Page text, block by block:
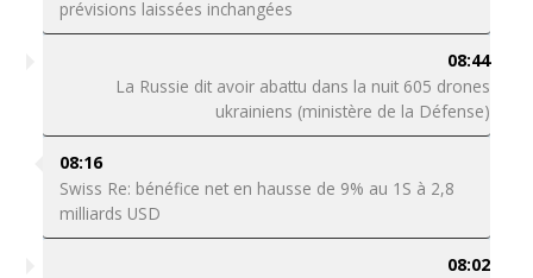
prévisions laissées inchangées
08:44
La Russie dit avoir abattu dans la nuit 605 drones
ukrainiens (ministère de la Défense)
08:16
Swiss Re: bénéfice net en hausse de 9% au 1S à 2,8
milliards USD
08:02